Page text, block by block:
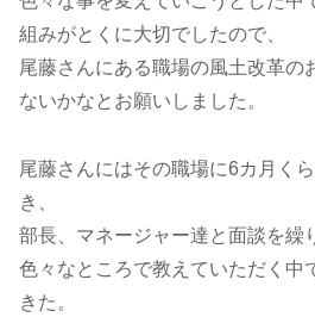
組みがとくに大切でしたので、
尾藤さんにある職場の風土改革の
ないかなとお願いしました。
尾藤さんにはその職場に6カ月く
き、
部長、マネージャー達と面談を繰
色々なところで教えていただく中
きた。